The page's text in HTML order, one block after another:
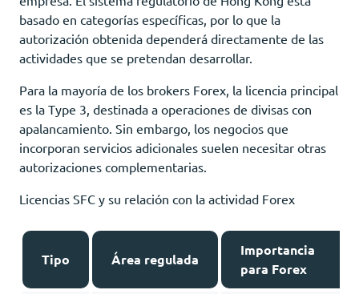
basado en categorías específicas, por lo que la
autorización obtenida dependerá directamente de las
actividades que se pretendan desarrollar.
Para la mayoría de los brokers Forex, la licencia principal
es la Type 3, destinada a operaciones de divisas con
apalancamiento. Sin embargo, los negocios que
incorporan servicios adicionales suelen necesitar otras
autorizaciones complementarias.
Licencias SFC y su relación con la actividad Forex
Tipo Área regulada
Importancia
para Forex